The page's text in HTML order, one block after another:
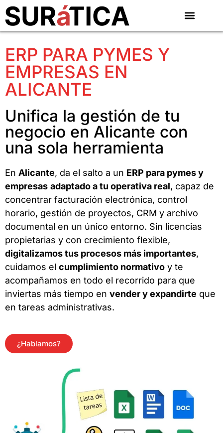
ERP PARA PYMES Y
EMPRESAS EN
ALICANTE
Unifica la gestión de tu
negocio en Alicante con
una sola herramienta
En Alicante, da el salto a un ERP para pymes y
empresas adaptado a tu operativa real, capaz de
concentrar facturación electrónica, control
horario, gestión de proyectos, CRM y archivo
documental en un único entorno. Sin licencias
propietarias y con crecimiento flexible,
digitalizamos tus procesos más importantes,
cuidamos el cumplimiento normativo y te
acompañamos en todo el recorrido para que
inviertas más tiempo en vender y expandirte que
en tareas administrativas.
¿Hablamos?